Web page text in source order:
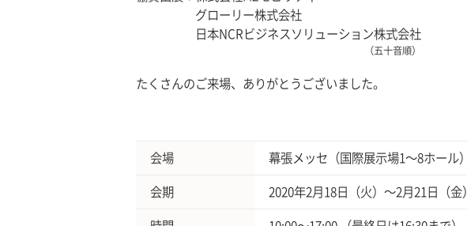
グローリー株式会社
日本NCRビジネスソリューション株式会社
（五十音順）
たくさんのご来場、ありがとうございました。
会場
幕張メッセ（国際展示場1～8ホール）
会期
2020年2月18日（火）～2月21日（金）